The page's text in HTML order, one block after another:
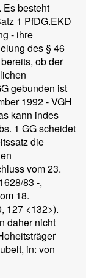
Es besteht
1 PfDG.EKD
- ihre
des § 46
ob der
gebunden ist
1992 - VGH
kann indes
1 GG scheidet
die
vom 23.
83 -,
18.
127 <132>).
daher nicht
in: von